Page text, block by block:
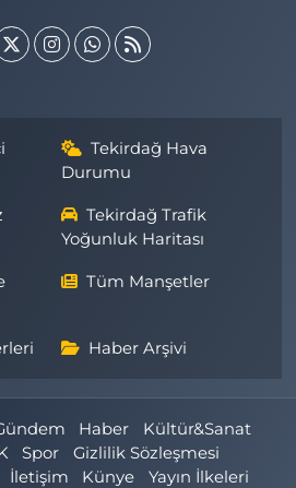
Tekirdağ Hava
Durumu
Tekirdağ Trafik
Yoğunluk Haritası
Tüm Manşetler
Haber Arşivi
Haber
Kültür&Sanat
Spor
Gizlilik Sözleşmesi
İletişim Künye Yayın İlkeleri